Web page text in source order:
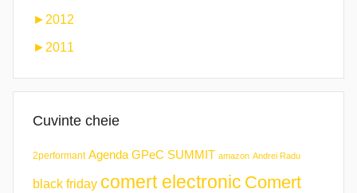
► 2012
► 2011
Cuvinte cheie
2performant Agenda GPeC SUMMIT amazon Andrei Radu
black friday comert electronic Comert